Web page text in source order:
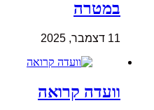
במטרה
11 דצמבר, 2025
וועדה קרואה